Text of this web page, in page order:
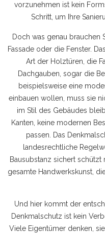
vorzunehmen ist kein
Schritt, um Ihre
Doch was genau brauchen
Fassade oder die Fenster.
Art der Holztüren, die
Dachgauben, sogar die
beispielsweise eine
einbauen wollen, muss sie
im Stil des Gebäudes
Kanten, keine modernen
passen. Das
landesrechtliche
Bausubstanz sichert schützt
gesamte Handwerkskunst,
Und hier kommt der
Denkmalschutz ist kein
Viele Eigentümer denken,